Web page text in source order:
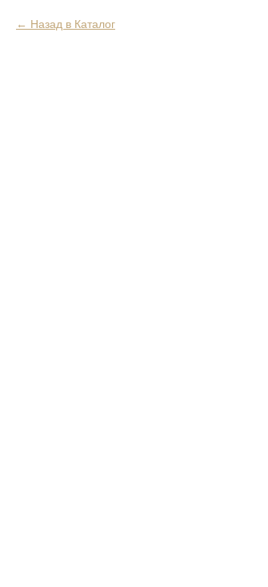
Назад в Каталог